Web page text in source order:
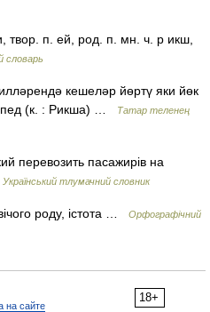
твор. п. ей, род. п. мн. ч. р икш,
словарь
кешеләр йөртү яки йөк
(к. : Рикша) …
Татар теленең
перевозить пасажирів на
Український тлумачний словник
роду, істота …
Орфографічний
18+
на сайте